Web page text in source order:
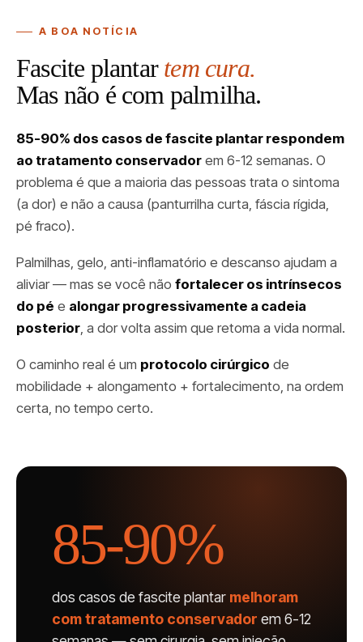
A BOA NOTÍCIA
Fascite plantartem cura.
Mas não é com palmilha.
85-90% dos casos de fascite plantar respondem
ao tratamento conservador em 6-12 semanas. O
problema é que a maioria das pessoas trata o sintoma
(a dor) e não a causa (panturrilha curta, fáscia rígida,
pé fraco).
Palmilhas, gelo, anti-inflamatório e descanso ajudam a
aliviar — mas se você não fortalecer os intrínsecos
do pé e alongar progressivamente a cadeia
posterior, a dor volta assim que retoma a vida normal.
O caminho real é um protocolo cirúrgico de
mobilidade + alongamento + fortalecimento, na ordem
certa, no tempo certo.
85-90%
dos casos de fascite plantar melhoram
com tratamento conservador em 6-12